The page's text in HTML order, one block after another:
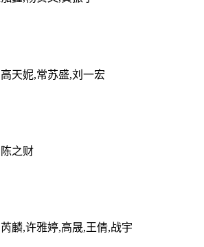
天妮,常苏盛,刘一宏
之财
麟,许雅婷,高晟,王倩,战宇